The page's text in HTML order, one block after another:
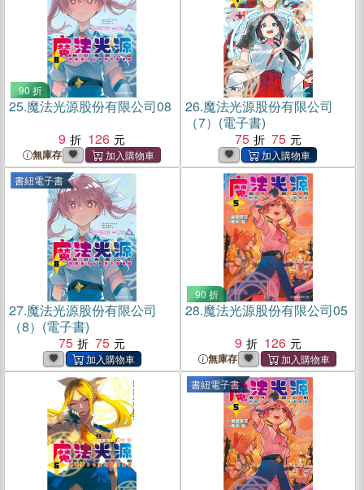
90 折
25.魔法光源股份有限公司08
9
126
無庫存
26.魔法光源股份有限公司
（7）(電子書)
75
75
書紐電子書
27.魔法光源股份有限公司
（8）(電子書)
75
75
90 折
28.魔法光源股份有限公司05
9
126
無庫存
書紐電子書